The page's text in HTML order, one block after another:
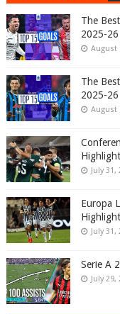
The
2025-26
August
The
2025-26
August
July 31,
Europa
July 31,
Serie A
July 29,